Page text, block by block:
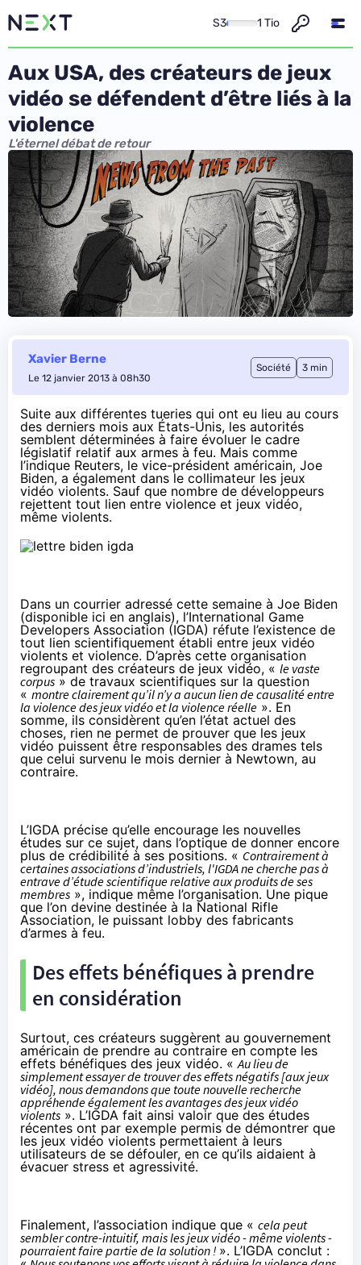
S3 1 Tio
Aux USA, des créateurs de jeux
vidéo se défendent d’être liés à la
violence
L'éternel débat de retour
Xavier Berne
Le 12 janvier 2013 à 08h30
Société 3 min
Suite aux différentes tueries qui ont eu lieu au cours
des derniers mois aux États-Unis, les autorités
semblent déterminées à faire évoluer le cadre
législatif relatif aux armes à feu. Mais comme
l’indique Reuters, le vice-président américain, Joe
Biden, a également dans le collimateur les jeux
vidéo violents. Sauf que nombre de développeurs
rejettent tout lien entre violence et jeux vidéo,
même violents.
Dans un courrier adressé cette semaine à Joe Biden
(disponible ici en anglais), l’International Game
Developers Association (IGDA) réfute l’existence de
tout lien scientifiquement établi entre jeux vidéo
violents et violence. D’après cette organisation
regroupant des créateurs de jeux vidéo, « le vaste
corpus » de travaux scientifiques sur la question
« montre clairement qu’il n’y a aucun lien de causalité entre
la violence des jeux vidéo et la violence réelle ». En
somme, ils considèrent qu’en l’état actuel des
choses, rien ne permet de prouver que les jeux
vidéo puissent être responsables des drames tels
que celui survenu le mois dernier à Newtown, au
contraire.
L’IGDA précise qu’elle encourage les nouvelles
études sur ce sujet, dans l’optique de donner encore
plus de crédibilité à ses positions. « Contrairement à
certaines associations d’industriels, l'IGDA ne cherche pas à
entrave d’étude scientifique relative aux produits de ses
membres », indique même l’organisation. Une pique
que l’on devine destinée à la National Rifle
Association, le puissant lobby des fabricants
d’armes à feu.
Des effets bénéfiques à prendre
en considération
Surtout, ces créateurs suggèrent au gouvernement
américain de prendre au contraire en compte les
effets bénéfiques des jeux vidéo. «Au lieu de
simplement essayer de trouver des effets négatifs [aux jeux
vidéo], nous demandons que toute nouvelle recherche
appréhende également les avantages des jeux vidéo
violents ». L’IGDA fait ainsi valoir que des études
récentes ont par exemple permis de démontrer que
les jeux vidéo violents permettaient à leurs
utilisateurs de se défouler, en ce qu’ils aidaient à
évacuer stress et agressivité.
Finalement, l’association indique que « cela peut
sembler contre-intuitif, mais les jeux vidéo - même violents -
pourraient faire partie de la solution ! ». L’IGDA conclut :